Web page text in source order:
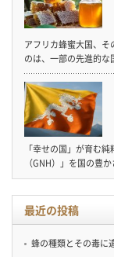
アフリカ蜂蜜大国、
のは、一部の先進的
「幸せの国」が育む
（GNH）」を国の豊
最近の投稿
蜂の種類とその毒に